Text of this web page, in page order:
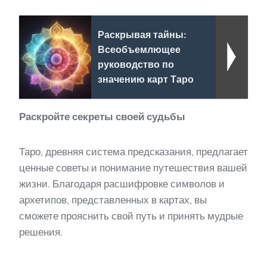
Раскрывая тайны:
Всеобъемлющее
руководство по
значению карт Таро
Раскройте секреты своей судьбы
Таро, древняя система предсказания, предлагает
ценные советы и понимание путешествия вашей
жизни. Благодаря расшифровке символов и
архетипов, представленных в картах, вы
сможете прояснить свой путь и принять мудрые
решения.